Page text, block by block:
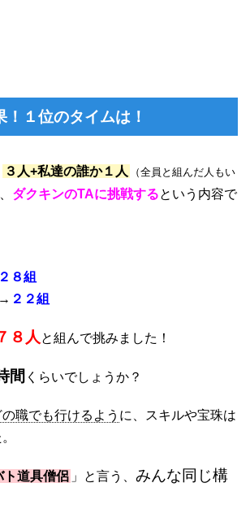
！１位のタイムは！
３人+私達の誰か１人
（全員と組んだ人もい
ダクキンのTAに挑戦するという内容で
２８組
２２組
８人 と組んで挑みました！
間 くらいでしょうか？
の職でも行けるよう に、スキルや宝珠は
ト道具僧侶 」と言う、 みんな同じ構